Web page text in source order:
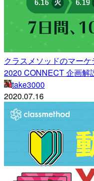
クラスメソッドのマー
2020 CONNECT 企画解
take3000
2020.07.16